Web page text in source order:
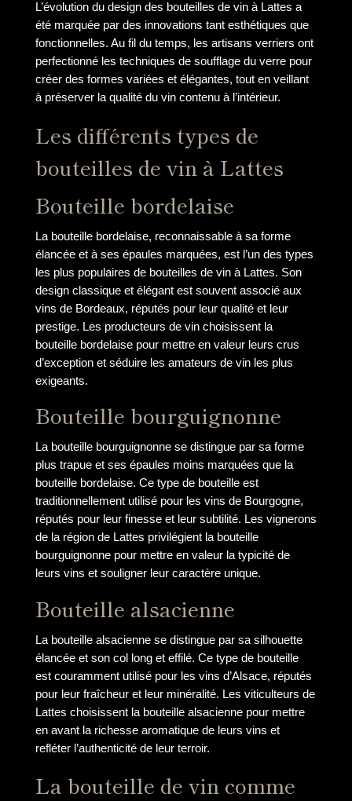
L’évolution du design des bouteilles de vin à Lattes a
été marquée par des innovations tant esthétiques que
fonctionnelles. Au fil du temps, les artisans verriers ont
perfectionné les techniques de soufflage du verre pour
créer des formes variées et élégantes, tout en veillant
à préserver la qualité du vin contenu à l’intérieur.
Les différents types de
bouteilles de vin à Lattes
Bouteille bordelaise
La bouteille bordelaise, reconnaissable à sa forme
élancée et à ses épaules marquées, est l’un des types
les plus populaires de bouteilles de vin à Lattes. Son
design classique et élégant est souvent associé aux
vins de Bordeaux, réputés pour leur qualité et leur
prestige. Les producteurs de vin choisissent la
bouteille bordelaise pour mettre en valeur leurs crus
d’exception et séduire les amateurs de vin les plus
exigeants.
Bouteille bourguignonne
La bouteille bourguignonne se distingue par sa forme
plus trapue et ses épaules moins marquées que la
bouteille bordelaise. Ce type de bouteille est
traditionnellement utilisé pour les vins de Bourgogne,
réputés pour leur finesse et leur subtilité. Les vignerons
de la région de Lattes privilégient la bouteille
bourguignonne pour mettre en valeur la typicité de
leurs vins et souligner leur caractère unique.
Bouteille alsacienne
La bouteille alsacienne se distingue par sa silhouette
élancée et son col long et effilé. Ce type de bouteille
est couramment utilisé pour les vins d’Alsace, réputés
pour leur fraîcheur et leur minéralité. Les viticulteurs de
Lattes choisissent la bouteille alsacienne pour mettre
en avant la richesse aromatique de leurs vins et
refléter l’authenticité de leur terroir.
La bouteille de vin comme